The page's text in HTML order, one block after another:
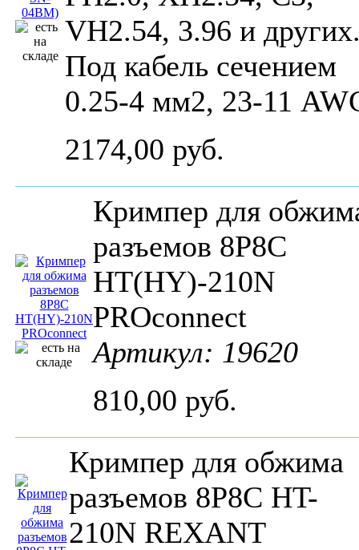
VH2.54, 3.96 и
Под кабель сечением
0.25-4 мм2, 23-11
2174,00 руб.
Кримпер для
разъемов 8P8C
HT(HY)-210N
PROconnect
Артикул: 19620
810,00 руб.
Кримпер для обжима
разъемов 8P8C HT-
210N REXANT